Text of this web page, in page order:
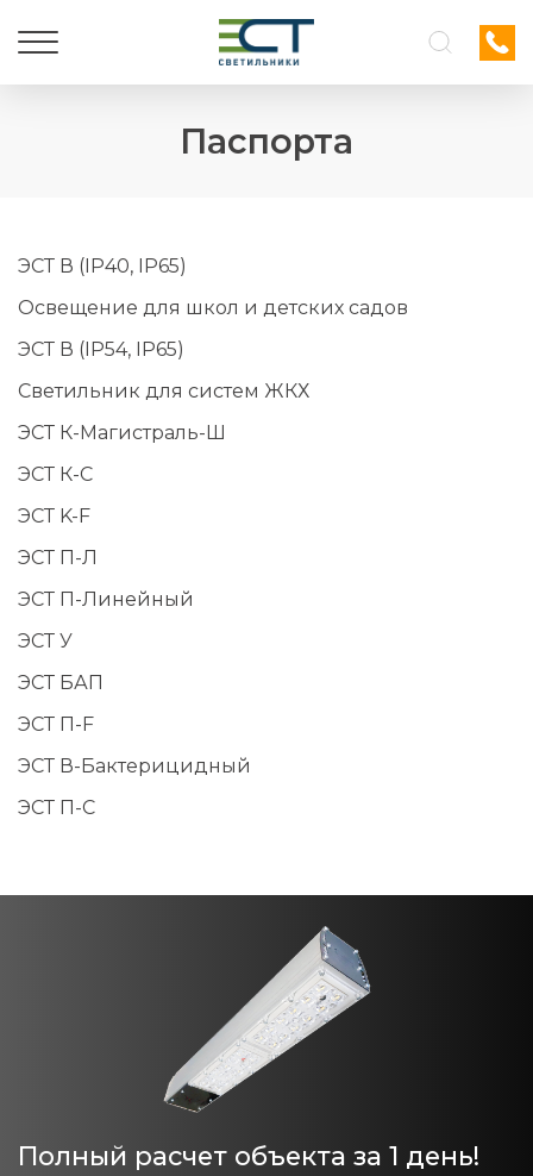
Паспорта
ЭСТ В (IP40, IP65)
Освещение для школ и детских садов
ЭСТ В (IP54, IP65)
Светильник для систем ЖКХ
ЭСТ К-Магистраль-Ш
ЭСТ К-С
ЭСТ K-F
ЭСТ П-Л
ЭСТ П-Линейный
ЭСТ У
ЭСТ БАП
ЭСТ П-F
ЭСТ В-Бактерицидный
ЭСТ П-С
Полный расчет объекта за 1 день!